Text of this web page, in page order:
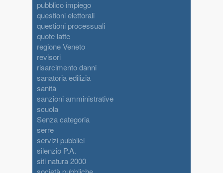
pubblico impiego
questioni elettorali
questioni processuali
quote latte
regione Veneto
revisori
risarcimento danni
sanatoria edilizia
sanità
sanzioni amministrative
scuola
Senza categoria
serre
servizi pubblici
silenzio P.A.
siti natura 2000